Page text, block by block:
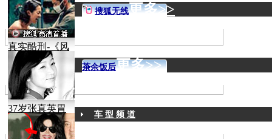
真实酷刑-《风
声》
37岁张真英胃
癌病逝
搜狐无线更多>>
茶余饭后更多>>
车 型 频 道